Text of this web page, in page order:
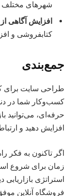
شهرهای مختلف
افزایش آگاهی از
کتابفروشی و
جمع‌بندی
طراحی سایت برای
کسب‌وکار شما در
حرفه‌ای، می‌توانید
افزایش دهید و
اگر تاکنون به فکر
زمان برای شروع
استراتژی بازاریابی
فروشگاه آنلاین